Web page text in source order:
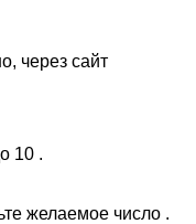
через сайт
10 .
желаемое число .